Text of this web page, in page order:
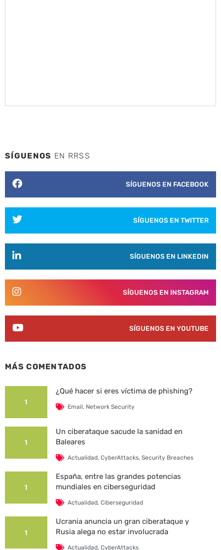
SÍGUENOS EN RRSS
SÍGUENOS EN FACEBOOK
SÍGUENOS EN TWITTER
SÍGUENOS EN LINKEDIN
SÍGUENOS EN INSTAGRAM
SÍGUENOS EN YOUTUBE
MÁS COMENTADOS
1
¿Qué hacer si eres víctima de phishing?
Email, Network Security
1
Un ciberataque sacude la sanidad en
Baleares
Actualidad, CyberAttacks, Security Breaches
1
España, entre las grandes potencias
mundiales en ciberseguridad
Actualidad, Ciberseguridad
1
Ucrania anuncia un gran ciberataque y
Rusia alega no estar involucrada
Actualidad, CyberAttacks